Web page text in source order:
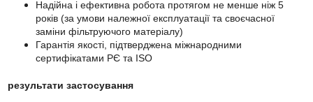
Надійна і ефективна робота протягом не менше ніж 5
років (за умови належної експлуатації та своєчасної
заміни фільтруючого матеріалу)
Гарантія якості, підтверджена міжнародними
сертифікатами РЄ та ISO
результати застосування